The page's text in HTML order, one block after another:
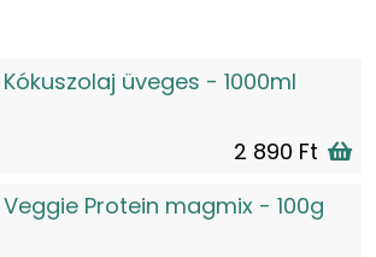
üveges - 1000ml
2 890 Ft
Protein magmix - 100g